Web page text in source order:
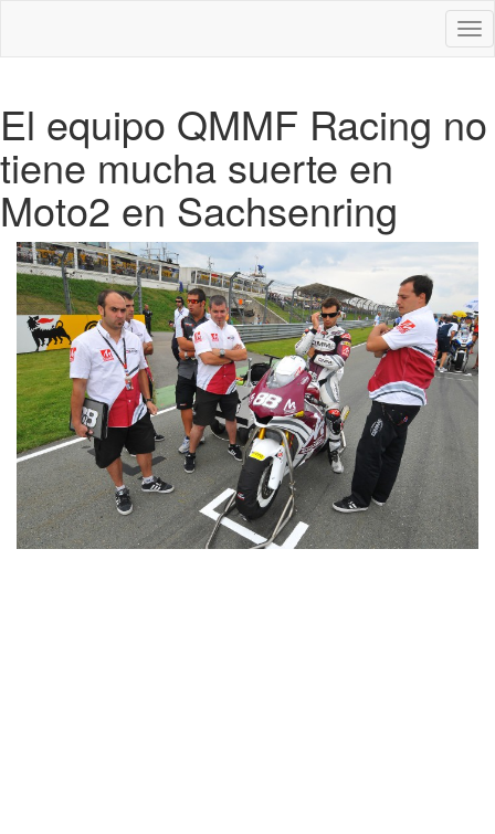
El equipo QMMF Racing no
tiene mucha suerte en
Moto2 en Sachsenring